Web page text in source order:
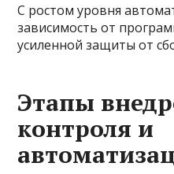
С ростом уровня
зависимость от
усиленной защиты от
Этапы
контроля и